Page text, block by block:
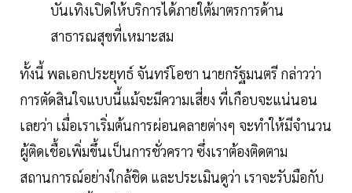
บันเทิงเปิดให้บริการได้ภายใต้มาตรการด้าน
สาธารณสุขที่เหมาะสม
ทั้งนี้ พลเอกประยุทธ์ จันทร์โอชา นายกรัฐมนตรี กล่าวว่า
การตัดสินใจแบบนี้แม้จะมีความเสี่ยง ที่เกือบจะแน่นอน
เลยว่า เมื่อเราเริ่มต้นการผ่อนคลายต่างๆ จะทำให้มีจำนวน
ผู้ติดเชื้อเพิ่มขึ้นเป็นการชั่วคราว ซึ่งเราต้องติดตาม
สถานการณ์อย่างใกล้ชิด และประเมินดูว่า เราจะรับมือกับ